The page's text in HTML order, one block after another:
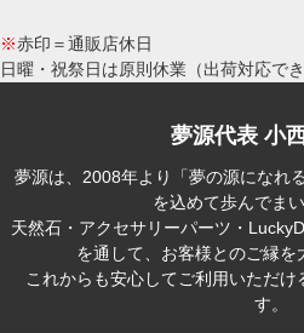
※赤印＝通販店休日
日曜・祝祭日は原則休業（出荷対応で
夢源代表 小
夢源は、2008年より「夢の源になれ
を込めて歩んでま
天然石・アクセサリーパーツ・
を通して、お客様とのご縁を
これからも安心してご利用いただけ
す。